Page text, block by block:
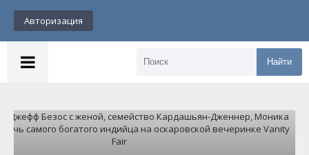
Авторизация
Найти